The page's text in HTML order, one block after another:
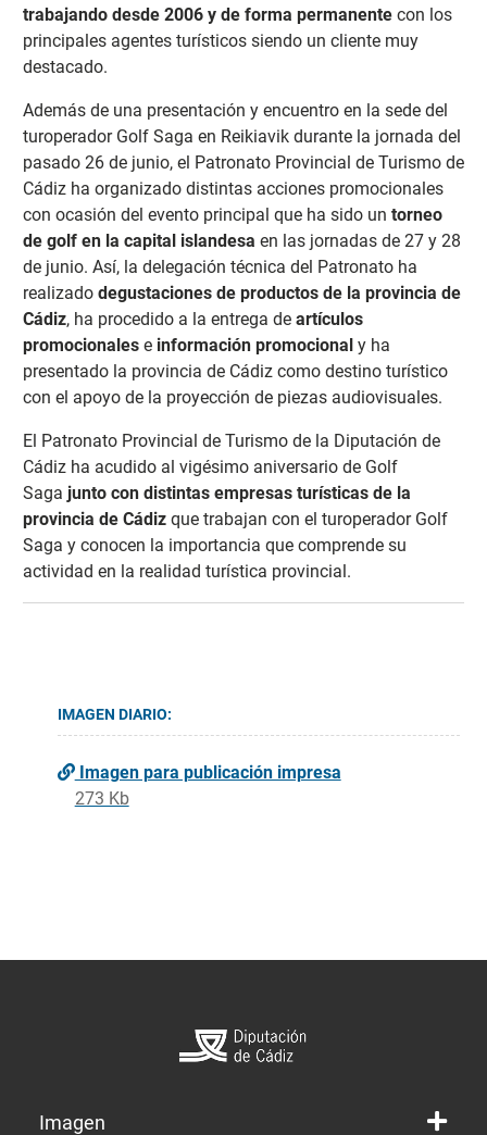
trabajando desde 2006 y de forma permanentecon los
principales agentes turísticos siendo un cliente muy
destacado.
Además de una presentación y encuentro en la sede del
turoperador Golf Saga en Reikiavik durante la jornada del
pasado 26 de junio, el Patronato Provincial de Turismo de
Cádiz ha organizado distintas acciones promocionales
con ocasión del evento principal que ha sido un torneo
de golf en la capital islandesa en las jornadas de 27 y 28
de junio. Así, la delegación técnica del Patronato ha
realizado degustaciones de productos de la provincia de
Cádiz, ha procedido a la entrega de artículos
promocionales e información promocional y ha
presentado la provincia de Cádiz como destino turístico
con el apoyo de la proyección de piezas audiovisuales.
El Patronato Provincial de Turismo de la Diputación de
Cádiz ha acudido al vigésimo aniversario de Golf
Saga junto con distintas empresas turísticas de la
provincia de Cádizque trabajan con el turoperador Golf
Saga y conocen la importancia que comprende su
actividad en la realidad turística provincial.
IMAGEN DIARIO:
Imagen para publicación impresa
273 Kb
Imagen